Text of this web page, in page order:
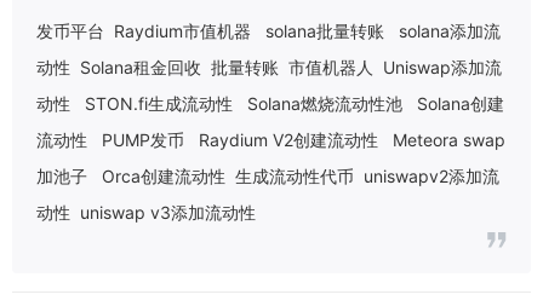
发币平台 Raydium市值机器 solana批量转账
solana添加流
动性 Solana租金回收 批量转账 市值机器人
Uniswap添加流
动性
STON.fi生成流动性 Solana燃烧流动性池
Solana创建
流动性
PUMP发币 Raydium V2创建流动性
Meteora swap
加池子
Orca创建流动性 生成流动性代币 uniswapv2添加流
动性 uniswap v3添加流动性